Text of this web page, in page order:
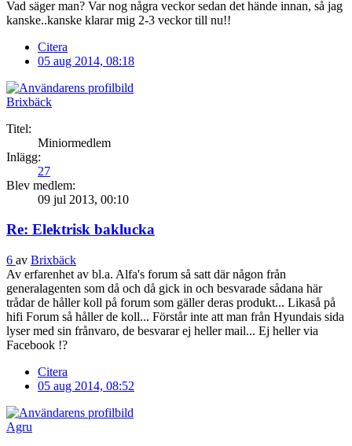
Vad säger man? Var nog några veckor sedan det hände innan, så jag
kanske..kanske klarar mig 2-3 veckor till nu!!
Citera
05 aug 2014, 08:18
Brixbäck
Titel:
Miniormedlem
Inlägg:
27
Blev medlem:
09 jul 2013, 00:10
Re: Elektrisk baklucka
6 av Brixbäck
Av erfarenhet av bl.a. Alfa's forum så satt där någon från
generalagenten som då och då gick in och besvarade sådana här
trådar de håller koll på forum som gäller deras produkt... Likaså på
hifi Forum så håller de koll... Förstår inte att man från Hyundais sida
lyser med sin frånvaro, de besvarar ej heller mail... Ej heller via
Facebook !?
Citera
05 aug 2014, 08:52
Agru